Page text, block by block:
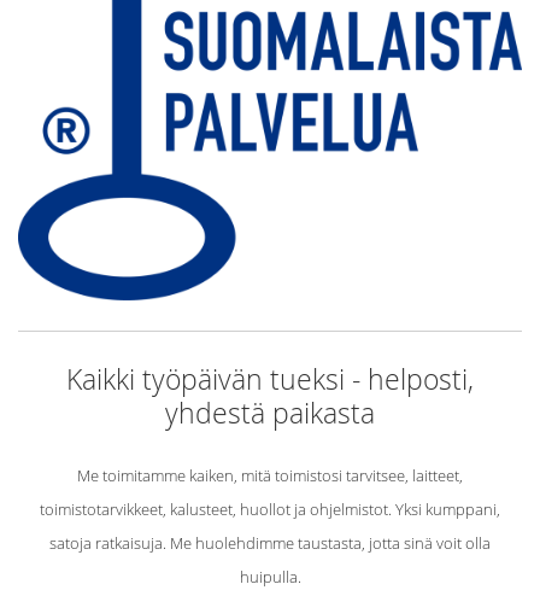
Kaikki työpäivän tueksi - helposti,
yhdestä paikasta
Me toimitamme kaiken, mitä toimistosi tarvitsee, laitteet,
toimistotarvikkeet, kalusteet, huollot ja ohjelmistot. Yksi kumppani,
satoja ratkaisuja. Me huolehdimme taustasta, jotta sinä voit olla
huipulla.